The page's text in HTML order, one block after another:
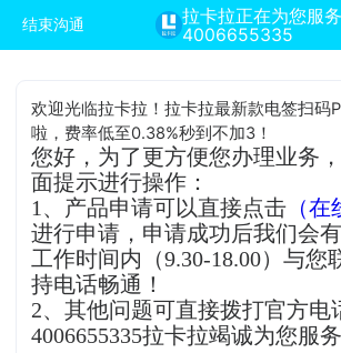
结束沟通
拉卡拉正在为您服务
4006655335
欢迎光临拉卡拉！拉卡拉最新款电签扫码
啦，费率低至0.38%秒到不加3！
您好，为了更方便您办理业务
面提示进行操作：
1、产品申请可以直接点击 （
进行申请，申请成功后我们会
工作时间内（9.30-18.00）与您
持电话畅通！
2、其他问题可直接拨打官方电
4006655335拉卡拉竭诚为您服务